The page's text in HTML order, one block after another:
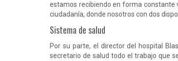
estamos recibiendo en forma constante
ciudadanía, donde nosotros con dos
Sistema de salud
Por su parte, el director del hospital
secretario de salud todo el trabajo que